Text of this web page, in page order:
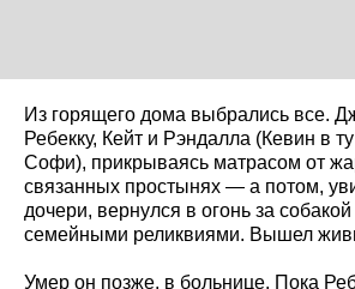
Из горящего дома выбрались все.
Ребекку, Кейт и Рэндалла (Кевин в
Софи), прикрываясь матрасом от
связанных простынях — а потом,
дочери, вернулся в огонь за
семейными реликвиями. Вышел
Умер он позже, в больнице. Пока